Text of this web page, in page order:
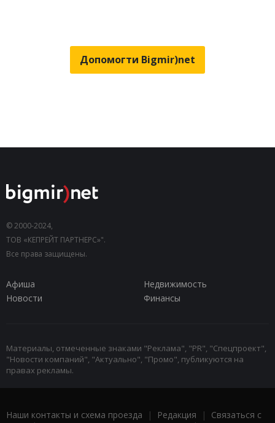
Допомогти Bigmir)net
© 2000-2024,
ТОВ «КЕПРЕЙТ ПАРТНЕРС»".
Все права защищены.
Афиша
Недвижимость
Новости
Финансы
Материалы, отмеченные знаками "Реклама", "PR", "Спецпроект",
"Новости компаний", "Актуально", "Промо", публикуются на
правах рекламы.
Наши контакты и схема проезда | Редакция | Связаться с